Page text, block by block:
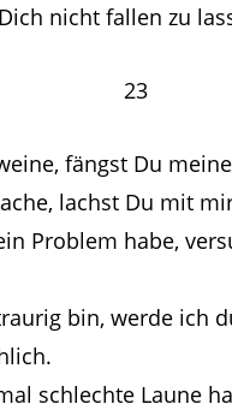
nicht fallen zu
23
fängst Du
lachst Du mit
Problem habe,
bin, werde ich
schlechte Laune